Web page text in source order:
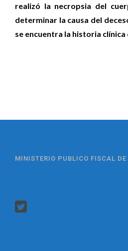
realizó la necropsia del
determinar la causa del
se encuentra la historia clínica
MINISTERIO PUBLICO FISCAL DE